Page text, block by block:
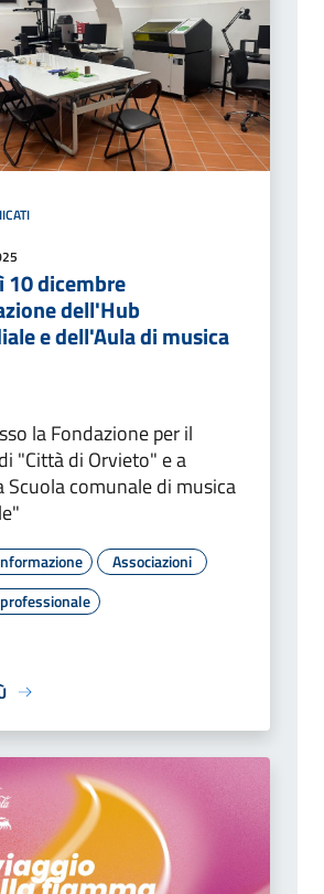
10 dicembre
dell'Hub
e dell'Aula di musica
la Fondazione per il
"Città di Orvieto" e a
Scuola comunale di musica
Associazioni